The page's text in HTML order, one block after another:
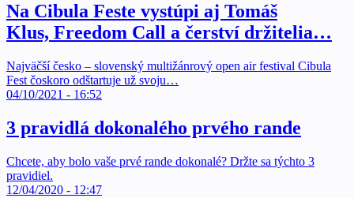
Na Cibula Feste vystúpi aj Tomáš
Klus, Freedom Call a čerství držitelia…
Najväčší česko – slovenský multižánrový open air festival Cibula
Fest čoskoro odštartuje už svoju…
04/10/2021 - 16:52
3 pravidlá dokonalého prvého rande
Chcete, aby bolo vaše prvé rande dokonalé? Držte sa týchto 3
pravidiel.
12/04/2020 - 12:47